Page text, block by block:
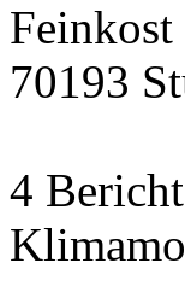
Feinkost
70193
4